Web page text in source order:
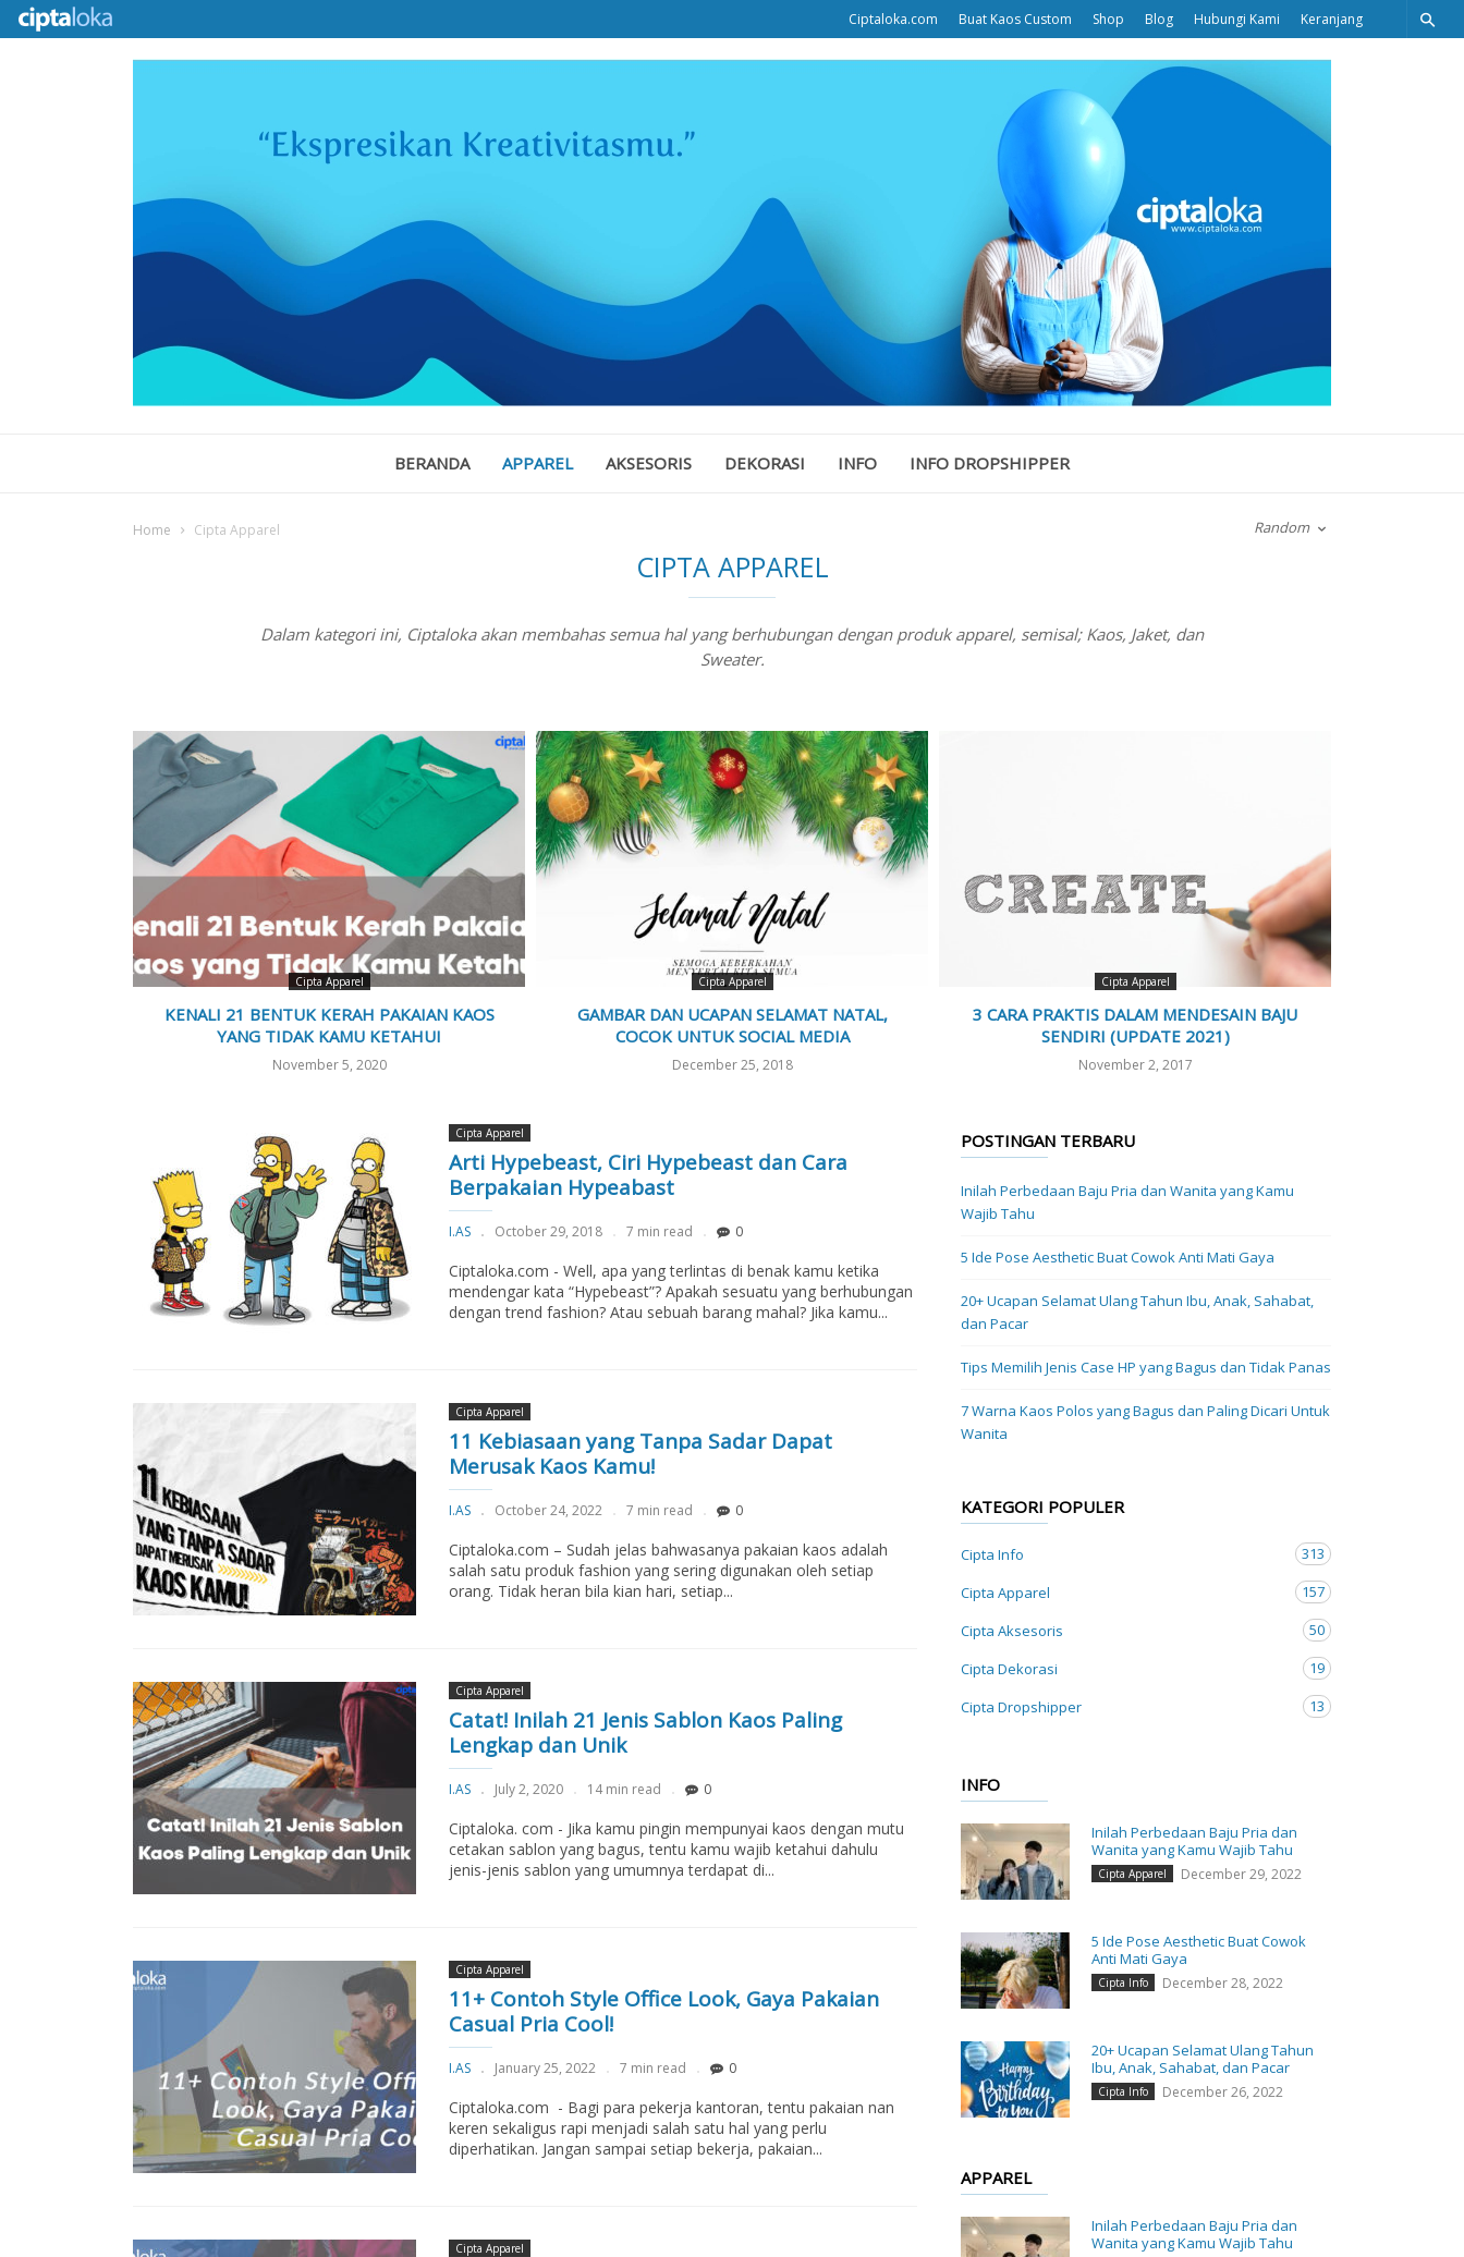
Ciptaloka.com Buat Kaos Custom Shop Blog Hubungi Kami Keranjang
BERANDA APPAREL AKSESORIS DEKORASI INFO INFO DROPSHIPPER
Home Cipta Apparel Random
CIPTA APPAREL
Dalam kategori ini, Ciptaloka akan membahas semua hal yang berhubungan dengan produk apparel, semisal; Kaos, Jaket, dan
Sweater.
Cipta Apparel
KENALI 21 BENTUK KERAH PAKAIAN KAOS
YANG TIDAK KAMU KETAHUI
November 5, 2020
Cipta Apparel
GAMBAR DAN UCAPAN SELAMAT NATAL,
COCOK UNTUK SOCIAL MEDIA
December 25, 2018
Cipta Apparel
3 CARA PRAKTIS DALAM MENDESAIN BAJU
SENDIRI (UPDATE 2021)
November 2, 2017
Cipta Apparel
Arti Hypebeast, Ciri Hypebeast dan Cara
Berpakaian Hypeabast
I.AS October 29, 2018 7 min read 0
Ciptaloka.com - Well, apa yang terlintas di benak kamu ketika
mendengar kata “Hypebeast”? Apakah sesuatu yang berhubungan
dengan trend fashion? Atau sebuah barang mahal? Jika kamu...
Cipta Apparel
11 Kebiasaan yang Tanpa Sadar Dapat
Merusak Kaos Kamu!
I.AS October 24, 2022 7 min read 0
Ciptaloka.com – Sudah jelas bahwasanya pakaian kaos adalah
salah satu produk fashion yang sering digunakan oleh setiap
orang. Tidak heran bila kian hari, setiap...
Cipta Apparel
Catat! Inilah 21 Jenis Sablon Kaos Paling
Lengkap dan Unik
I.AS July 2, 2020 14 min read 0
Ciptaloka. com - Jika kamu pingin mempunyai kaos dengan mutu
cetakan sablon yang bagus, tentu kamu wajib ketahui dahulu
jenis-jenis sablon yang umumnya terdapat di...
Cipta Apparel
11+ Contoh Style Office Look, Gaya Pakaian
Casual Pria Cool!
I.AS January 25, 2022 7 min read 0
Ciptaloka.com - Bagi para pekerja kantoran, tentu pakaian nan
keren sekaligus rapi menjadi salah satu hal yang perlu
diperhatikan. Jangan sampai setiap bekerja, pakaian...
Cipta Apparel
POSTINGAN TERBARU
Inilah Perbedaan Baju Pria dan Wanita yang Kamu
Wajib Tahu
5 Ide Pose Aesthetic Buat Cowok Anti Mati Gaya
20+ Ucapan Selamat Ulang Tahun Ibu, Anak, Sahabat,
dan Pacar
Tips Memilih Jenis Case HP yang Bagus dan Tidak Panas
7 Warna Kaos Polos yang Bagus dan Paling Dicari Untuk
Wanita
KATEGORI POPULER
Cipta Info
313
Cipta Apparel
157
Cipta Aksesoris
50
Cipta Dekorasi
19
Cipta Dropshipper
13
INFO
Inilah Perbedaan Baju Pria dan
Wanita yang Kamu Wajib Tahu
Cipta Apparel December 29, 2022
5 Ide Pose Aesthetic Buat Cowok
Anti Mati Gaya
Cipta Info December 28, 2022
20+ Ucapan Selamat Ulang Tahun
Ibu, Anak, Sahabat, dan Pacar
Cipta Info December 26, 2022
APPAREL
Inilah Perbedaan Baju Pria dan
Wanita yang Kamu Wajib Tahu